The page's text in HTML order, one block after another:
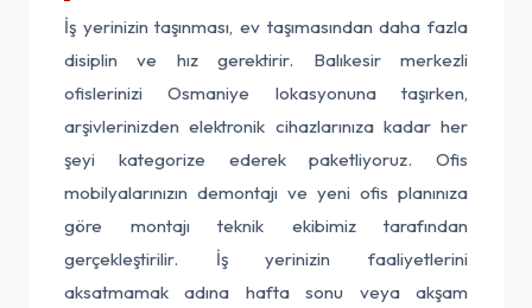
İş yerinizin taşınması, ev taşımasından daha fazla
disiplin ve hız gerektirir. Balıkesir merkezli
ofislerinizi Osmaniye lokasyonuna taşırken,
arşivlerinizden elektronik cihazlarınıza kadar her
şeyi kategorize ederek paketliyoruz. Ofis
mobilyalarınızın demontajı ve yeni ofis planınıza
göre montajı teknik ekibimiz tarafından
gerçekleştirilir. İş yerinizin faaliyetlerini
aksatmamak adına hafta sonu veya akşam